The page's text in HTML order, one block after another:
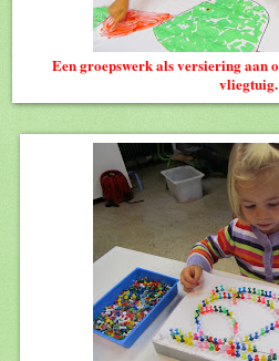
Een groepswerk als versiering aan
vliegtuig.